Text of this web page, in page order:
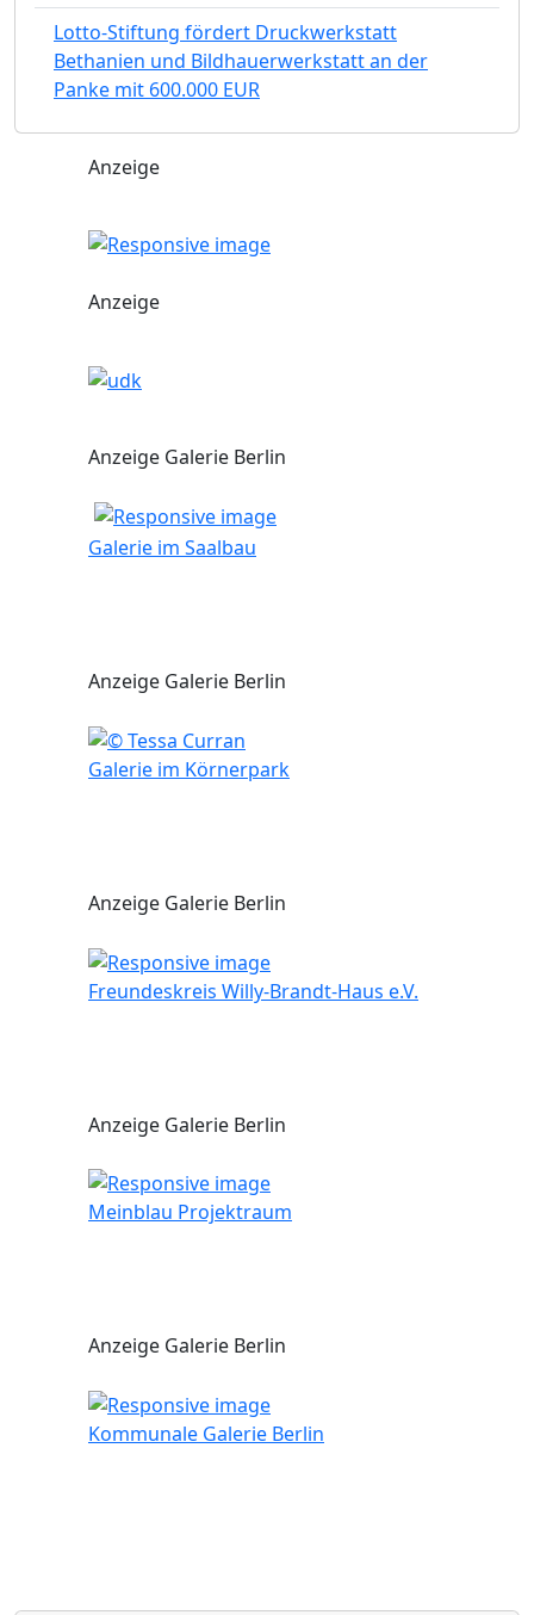
Lotto-Stiftung fördert Druckwerkstatt
Bethanien und Bildhauerwerkstatt an der
Panke mit 600.000 EUR
Anzeige
Anzeige
Anzeige Galerie Berlin
Galerie im Saalbau
Anzeige Galerie Berlin
Galerie im Körnerpark
Anzeige Galerie Berlin
Freundeskreis Willy-Brandt-Haus e.V.
Anzeige Galerie Berlin
Meinblau Projektraum
Anzeige Galerie Berlin
Kommunale Galerie Berlin